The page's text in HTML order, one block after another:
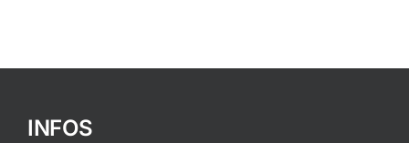
INFOS